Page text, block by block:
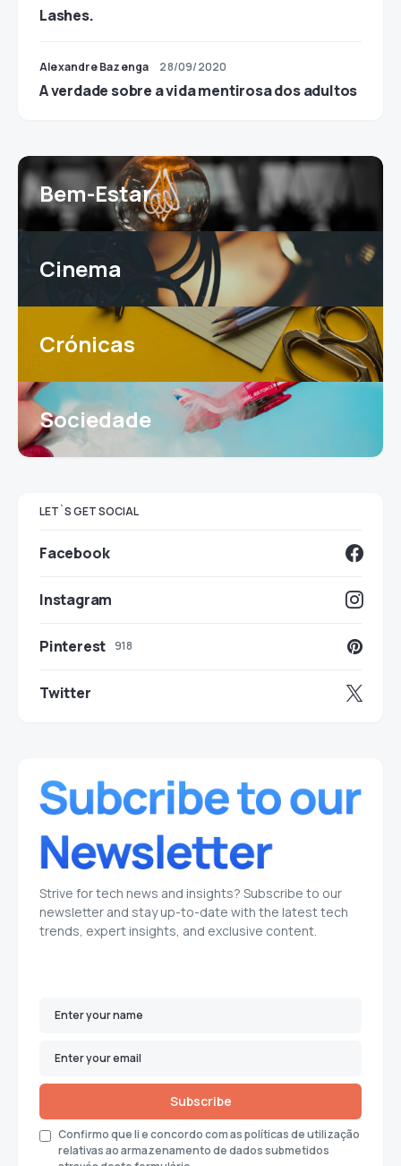
Lashes.
Alexandre Bazenga 28/09/2020
A verdade sobre a vida mentirosa dos adultos
Bem-Estar
Cinema
Crónicas
Sociedade
LET`S GET SOCIAL
Facebook
Instagram
Pinterest 918
Twitter
Strive for tech news and insights? Subscribe to our
newsletter and stay up-to-date with the latest tech
trends, expert insights, and exclusive content.
Subscribe
Confirmo que li e concordo com as políticas de utilização
relativas ao armazenamento de dados submetidos